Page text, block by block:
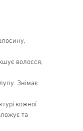
волосся,
Знімає
кожної
та